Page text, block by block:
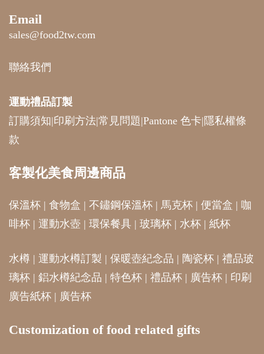
Email
sales@food2tw.com
聯絡我們
運動禮品訂製
訂購須知|印刷方法|常見問題|Pantone 色卡| 隱私權條
款
客製化美食周邊商品
保溫杯 | 食物盒 | 不鏽鋼保溫杯 | 馬克杯 | 便當盒 | 咖
啡杯 | 運動水壺 | 環保餐具 | 玻璃杯 | 水杯 | 紙杯
水樽 | 運動水樽訂製 | 保暖壺紀念品 | 陶瓷杯 | 禮品玻
璃杯 | 鋁水樽紀念品 | 特色杯 | 禮品杯 | 廣告杯 | 印刷
廣告紙杯 | 廣告杯
Customization of food related gifts